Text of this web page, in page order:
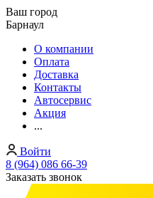
Ваш город
Барнаул
О компании
Оплата
Доставка
Контакты
Автосервис
Акция
...
Войти
8 (964) 086 66-39
Заказать звонок